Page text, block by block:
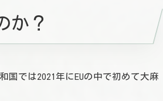
か？
では2021年にEUの中で初めて大麻